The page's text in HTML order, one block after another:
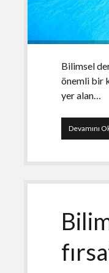
Bilimsel
önemli bir
yer alan…
Devamını